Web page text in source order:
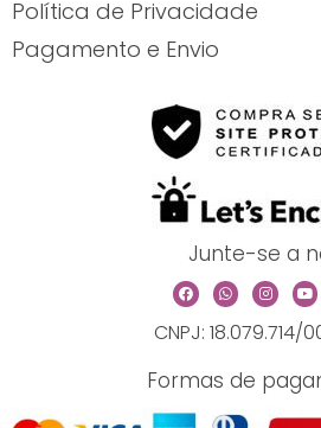
Política de Privacidade
Pagamento e Envio
Junte-se a
F
a
e
b
o
k
W
h
t
s
p
I
n
t
a
r
a
m
Y
o
t
u
e
CNPJ: 18.079.714/
Formas de